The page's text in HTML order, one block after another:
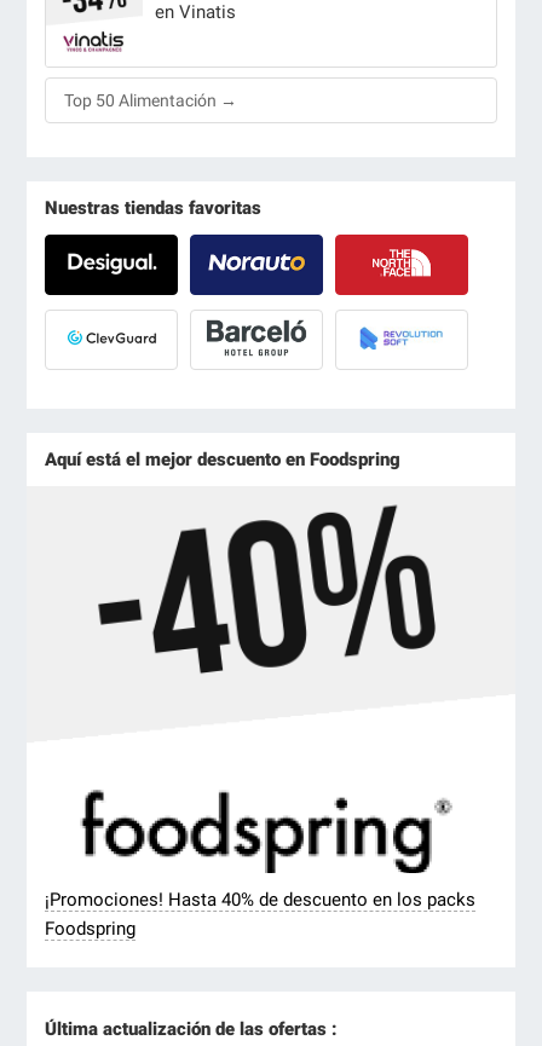
en Vinatis
Top 50 Alimentación →
Nuestras tiendas favoritas
Aquí está el mejor descuento en Foodspring
¡Promociones! Hasta 40% de descuento en los packs
Foodspring
Última actualización de las ofertas :